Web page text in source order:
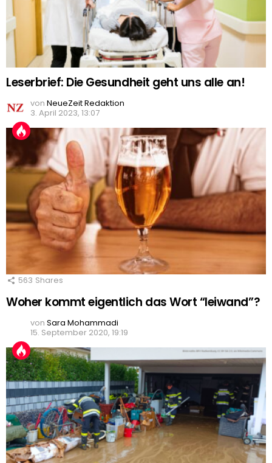
Leserbrief: Die Gesundheit geht uns alle an!
von NeueZeit Redaktion
3. April 2023, 13:07
563 Shares
Woher kommt eigentlich das Wort “leiwand”?
von Sara Mohammadi
15. September 2020, 19:19